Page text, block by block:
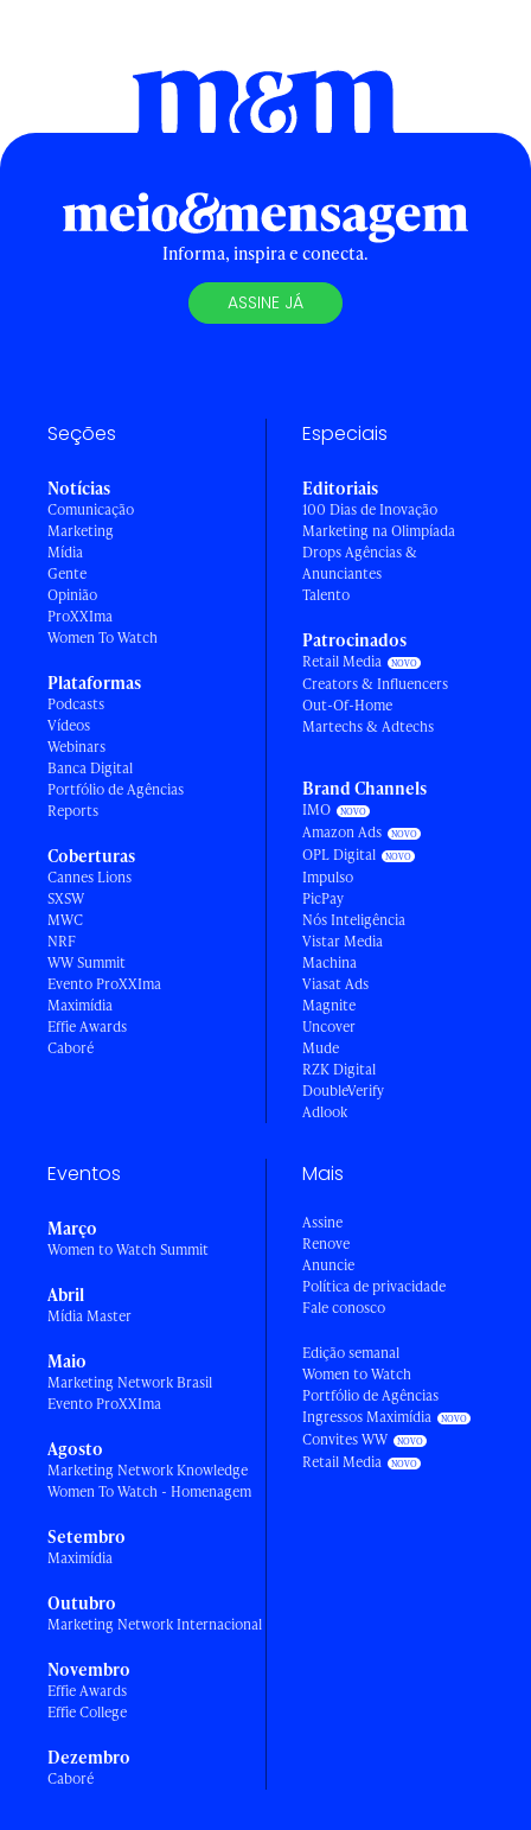
Informa, inspira e conecta.
ASSINE JÁ
Seções
Notícias
Comunicação
Marketing
Mídia
Gente
Opinião
ProXXIma
Women To Watch
Plataformas
Podcasts
Vídeos
Webinars
Banca Digital
Portfólio de Agências
Reports
Coberturas
Cannes Lions
SXSW
MWC
NRF
WW Summit
Evento ProXXIma
Maximídia
Effie Awards
Caboré
Especiais
Editoriais
100 Dias de Inovação
Marketing na Olimpíada
Drops Agências &
Anunciantes
Talento
Patrocinados
Retail Media
Creators & Influencers
Out-Of-Home
Martechs & Adtechs
Brand Channels
IMO
Amazon Ads
OPL Digital
Impulso
PicPay
Nós Inteligência
Vistar Media
Machina
Viasat Ads
Magnite
Uncover
Mude
RZK Digital
DoubleVerify
Adlook
Eventos
Março
Women to Watch Summit
Abril
Mídia Master
Maio
Marketing Network Brasil
Evento ProXXIma
Agosto
Marketing Network Knowledge
Women To Watch - Homenagem
Setembro
Maximídia
Outubro
Marketing Network Internacional
Novembro
Effie Awards
Effie College
Dezembro
Caboré
Mais
Assine
Renove
Anuncie
Política de privacidade
Fale conosco
Edição semanal
Women to Watch
Portfólio de Agências
Ingressos Maximídia
Convites WW
Retail Media